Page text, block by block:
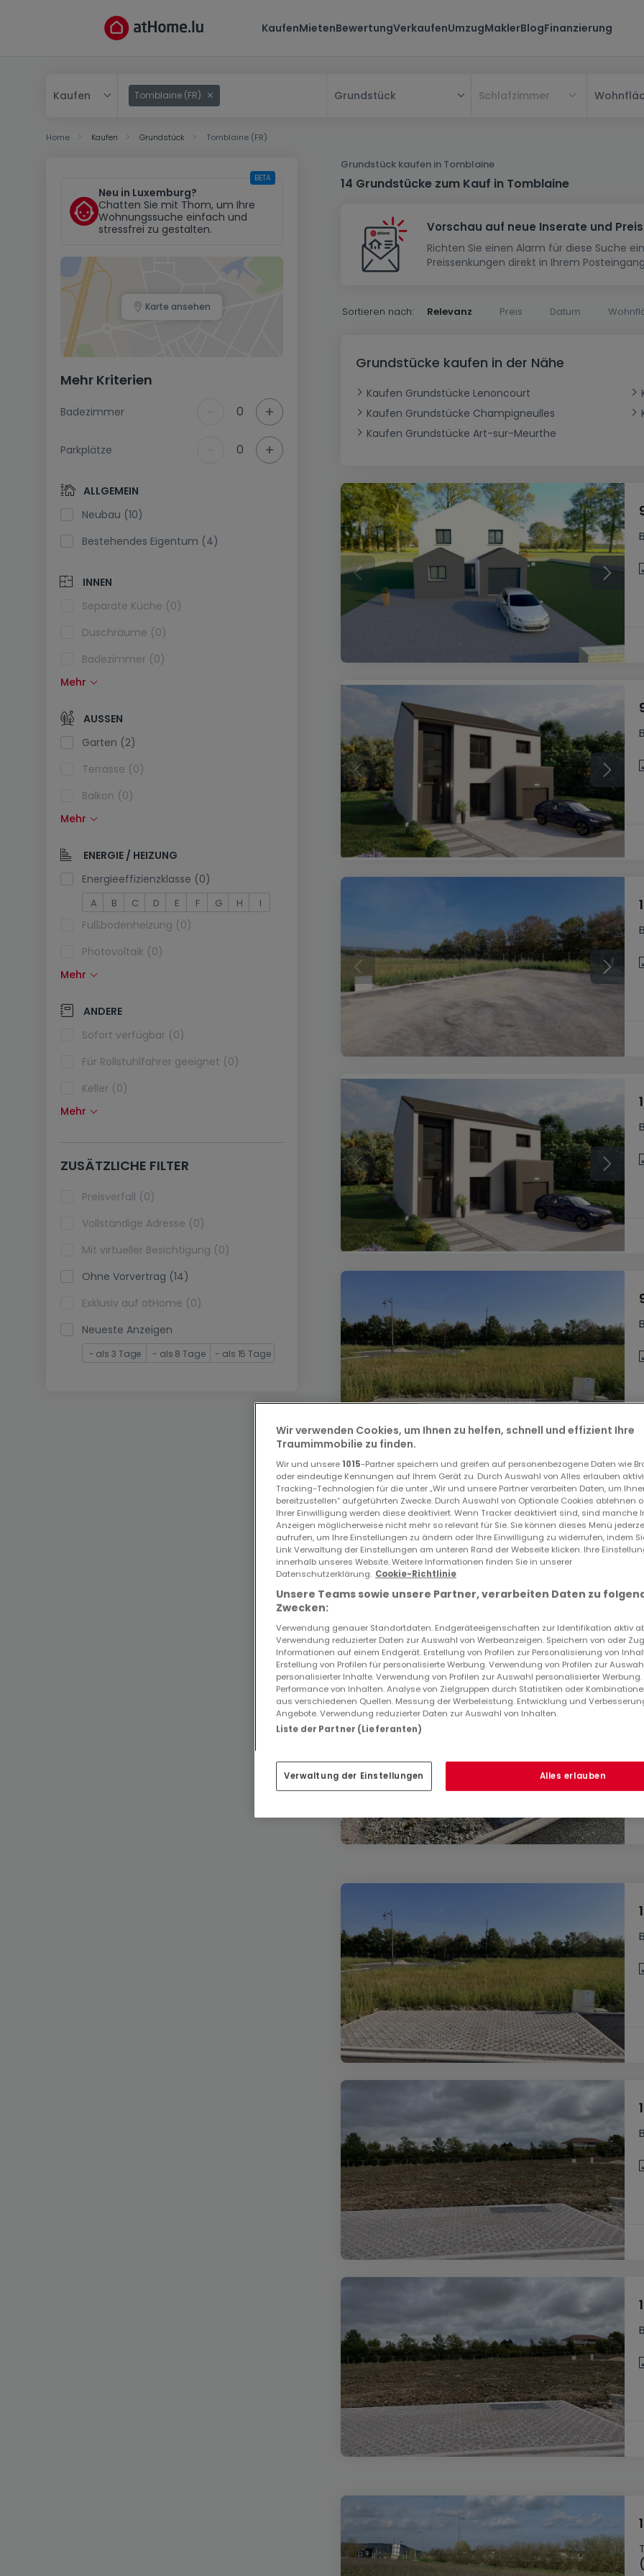
KaufenMietenBewertungVerkaufenUmzugMaklerBlogFinanzierung
Kaufen Tomblaine (FR) Grundstück
Haus
Reihenhaus
Doppelhaushälfte
Herrenhaus
Landhaus
Bungalow
Ferienunterkunft
Wohnung
Schlafzimmer
1-Zimmer-Apartment
Maisonnette
Erdgeschoss
Wohnanlage
Wohnsiedlung
Haus bauen
Musterhaus
Renditeobjekt
Gewerbliches Grundstück
Garage - Parkplatz
Carport
Gewerbe
Geschäft
Restaurant
Lagerfläche
Landwirtschaftlicher Betrieb
Schlafzimmer
Home Kaufen Grundstück Tomblaine (FR)
Grundstück kaufen in Tomblaine
14 Grundstücke zum Kauf in Tomblaine
Vorschau auf neue Inserate und
Richten Sie einen Alarm für diese Suche
Preissenkungen direkt in Ihrem
Sortieren nach: Relevanz Preis Datum
Grundstücke kaufen in der Nähe
Kaufen Grundstücke Lenoncourt
Kaufen Grundstücke Champigneulles
Kaufen Grundstücke Art-sur-Meurthe
Neu in Luxemburg?
Chatten Sie mit Thom, um Ihre
Wohnungssuche einfach und
stressfrei zu gestalten.
BETA
Karte ansehen
Mehr Kriterien
Badezimmer 0 +
Parkplätze 0 +
ALLGEMEIN
Neubau (10)
Bestehendes Eigentum (4)
INNEN
Separate Küche (0)
Duschräume (0)
Badezimmer (0)
Einbauküche (0)
Offene Küche (0)
Separate Toilette (0)
Mehr
AUSSEN
Garten (2)
Terrasse (0)
Balkon (0)
Schwimmbecken (0)
Südlage (0)
Stromanschluss am Parkplatz (0)
Mehr
ENERGIE / HEIZUNG
Energieeffizienzklasse (0)
A B C D E F G H I
Fußbodenheizung (0)
Photovoltaik (0)
Solarzellen (0)
Wärmepumpe (0)
Klimaanlagen (0)
Glasfaser (0)
Mehr
ANDERE
Sofort verfügbar (0)
Für Rollstuhlfahrer geeignet (0)
Keller (0)
Dachboden (0)
Fahrstuhl (0)
immobilienleibrente (0)
Ferienimmobilien (0)
Mehr
ZUSÄTZLICHE FILTER
Preisverfall (0)
Vollständige Adresse (0)
Mit virtueller Besichtigung (0)
Ohne Vorvertrag (14)
Exklusiv auf atHome (0)
Neueste Anzeigen
- als 3 Tage - als 8 Tage - als 15 Tage
Wir verwenden Cookies, um Ihnen zu helfen, schnell und effizient Ihre
Traumimmobilie zu finden.
Wir und unsere 1015-Partner speichern und greifen auf personenbezogene Daten wie
oder eindeutige Kennungen auf Ihrem Gerät zu. Durch Auswahl von Alles erlauben
Tracking-Technologien für die unter „Wir und unsere Partner verarbeiten Daten, um
bereitzustellen“ aufgeführten Zwecke. Durch Auswahl von Optionale Cookies ablehnen
Ihrer Einwilligung werden diese deaktiviert. Wenn Tracker deaktiviert sind, sind manche
Anzeigen möglicherweise nicht mehr so relevant für Sie. Sie können dieses Menü
aufrufen, um Ihre Einstellungen zu ändern oder Ihre Einwilligung zu widerrufen, indem
Link Verwaltung der Einstellungen am unteren Rand der Webseite klicken. Ihre
innerhalb unseres Website. Weitere Informationen finden Sie in unserer
Datenschutzerklärung. Cookie-Richtlinie
Unsere Teams sowie unsere Partner, verarbeiten Daten zu
Zwecken:
Verwendung genauer Standortdaten. Endgeräteeigenschaften zur Identifikation aktiv
Verwendung reduzierter Daten zur Auswahl von Werbeanzeigen. Speichern von oder
Informationen auf einem Endgerät. Erstellung von Profilen zur Personalisierung von
Erstellung von Profilen für personalisierte Werbung. Verwendung von Profilen zur
personalisierter Inhalte. Verwendung von Profilen zur Auswahl personalisierter
Performance von Inhalten. Analyse von Zielgruppen durch Statistiken oder
aus verschiedenen Quellen. Messung der Werbeleistung. Entwicklung und
Angebote. Verwendung reduzierter Daten zur Auswahl von Inhalten.
Liste der Partner (Lieferanten)
Verwaltung der Einstellungen Alles erlauben